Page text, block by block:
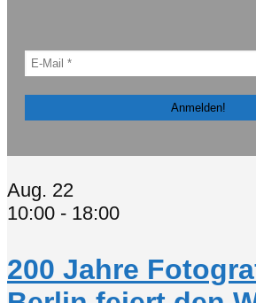
Aug. 22
10:00 - 18:00
200 Jahre